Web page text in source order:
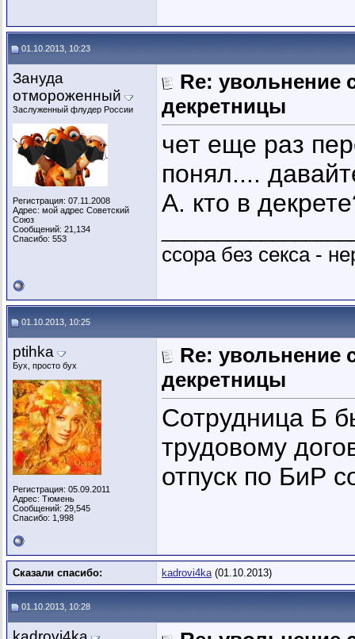
01.10.2013, 10:23
Зануда
отмороженный
Заслуженный флудер России
Регистрация: 07.11.2008
Адрес: мой адрес Советский
Союз
Сообщений: 21,134
Спасибо: 553
Re: увольнение
декретницы
чет еще раз
понял....
А. кто в
ссора без секса -
01.10.2013, 10:25
ptihka
Бух, просто бух
Регистрация: 05.09.2011
Адрес: Тюмень
Сообщений: 29,545
Спасибо: 1,998
Re: увольнение
декретницы
Сотрудница Б
трудовому
отпуск по БиР
Сказали спасибо: kadrovi4ka(01.10.2013)
01.10.2013, 10:28